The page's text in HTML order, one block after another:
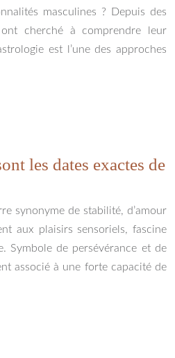
masculines ? Depuis des
cherché à comprendre leur
est l’une des approches
les dates exactes de
synonyme de stabilité, d’amour
aux plaisirs sensoriels, fascine
Symbole de persévérance et de
associé à une forte capacité de